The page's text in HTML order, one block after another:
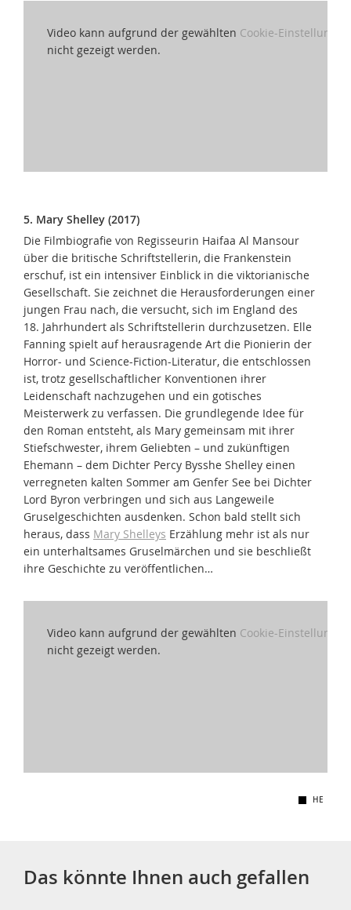
Video kann aufgrund der gewählten Cookie-Einstellungen
nicht gezeigt werden.
5. Mary Shelley (2017)
Die Filmbiografie von Regisseurin Haifaa Al Mansour
über die britische Schriftstellerin, die Frankenstein
erschuf, ist ein intensiver Einblick in die viktorianische
Gesellschaft. Sie zeichnet die Herausforderungen einer
jungen Frau nach, die versucht, sich im England des
18. Jahrhundert als Schriftstellerin durchzusetzen. Elle
Fanning spielt auf herausragende Art die Pionierin der
Horror- und Science-Fiction-Literatur, die entschlossen
ist, trotz gesellschaftlicher Konventionen ihrer
Leidenschaft nachzugehen und ein gotisches
Meisterwerk zu verfassen. Die grundlegende Idee für
den Roman entsteht, als Mary gemeinsam mit ihrer
Stiefschwester, ihrem Geliebten – und zukünftigen
Ehemann – dem Dichter Percy Bysshe Shelley einen
verregneten kalten Sommer am Genfer See bei Dichter
Lord Byron verbringen und sich aus Langeweile
Gruselgeschichten ausdenken. Schon bald stellt sich
heraus, dass Mary Shelleys Erzählung mehr ist als nur
ein unterhaltsames Gruselmärchen und sie beschließt
ihre Geschichte zu veröffentlichen…
Video kann aufgrund der gewählten Cookie-Einstellungen
nicht gezeigt werden.
HE
Das könnte Ihnen auch gefallen